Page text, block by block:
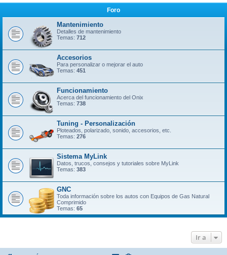
a
r
Foro
Mantenimiento
Detalles de mantenimiento
Temas: 712
Accesorios
Para personalizar o mejorar el auto
Temas: 451
Funcionamiento
Acerca del funcionamiento del Onix
Temas: 738
Tuning - Personalización
Ploteados, polarizado, sonido, accesorios, etc.
Temas: 276
Sistema MyLink
Datos, trucos, consejos y tutoriales sobre MyLink
Temas: 383
GNC
Toda información sobre los autos con Equipos de Gas Natural
Comprimido
Temas: 65
Ir a